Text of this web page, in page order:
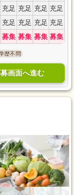
充足 充足 充足 充足
充足 充足 充足 充足
募集 募集 募集 募集
歴不問
画面へ進む